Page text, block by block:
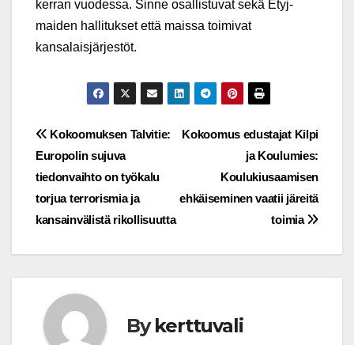
kerran vuodessa. Sinne osallistuvat sekä Etyj-
maiden hallitukset että maissa toimivat
kansalaisjärjestöt.
Post
navigation
Kokoomus edustajat Kilpi
ja Koulumies:
Koulukiusaamisen
ehkäiseminen vaatii järeitä
toimia
Kokoomuksen Talvitie:
Europolin sujuva
tiedonvaihto on työkalu
torjua terrorismia ja
kansainvälistä rikollisuutta
Bykerttuvali